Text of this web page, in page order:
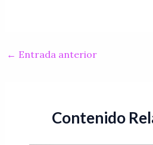
← Entrada anterior
Contenido